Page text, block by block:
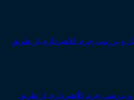
۱۰ ـ تحلیل و بررسی جرم کلاهبرداری از طریق